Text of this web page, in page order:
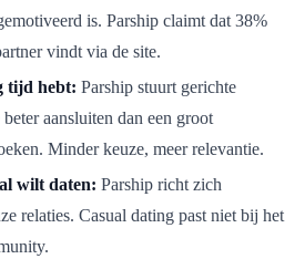
is. Parship claimt dat 38%
vindt via de site.
tijd hebt: Parship stuurt gerichte
aansluiten dan een groot
Minder keuze, meer relevantie.
wilt daten: Parship richt zich
relaties. Casual dating past niet bij het